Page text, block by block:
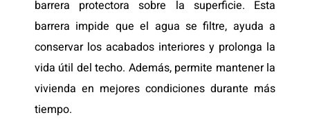
barrera protectora sobre la superficie. Esta
barrera impide que el agua se filtre, ayuda a
conservar los acabados interiores y prolonga la
vida útil del techo. Además, permite mantener la
vivienda en mejores condiciones durante más
tiempo.